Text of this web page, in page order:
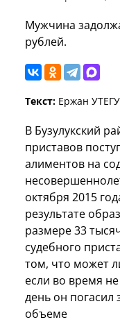
Мужчина
рублей.
Текст: Ержан
В Бузулукский
приставов
алиментов на
октября 2015
результате
размере 33
судебного
том, что может
если во время
день он погасил
объеме